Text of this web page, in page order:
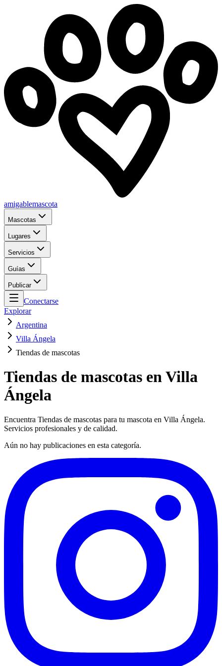
amigablemascota
Mascotas
Lugares
Servicios
Guías
Publicar
Conectarse
Explorar
Argentina
Villa Ángela
Tiendas de mascotas
Tiendas de mascotas en Villa
Ángela
Encuentra Tiendas de mascotas para tu mascota en Villa Ángela.
Servicios profesionales y de calidad.
Aún no hay publicaciones en esta categoría.